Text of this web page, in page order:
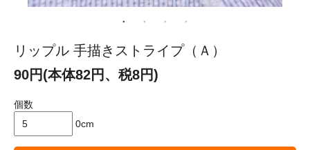
リップル 手描きストライプ（Ａ）
90円(本体82円、税8円)
個数
0cm